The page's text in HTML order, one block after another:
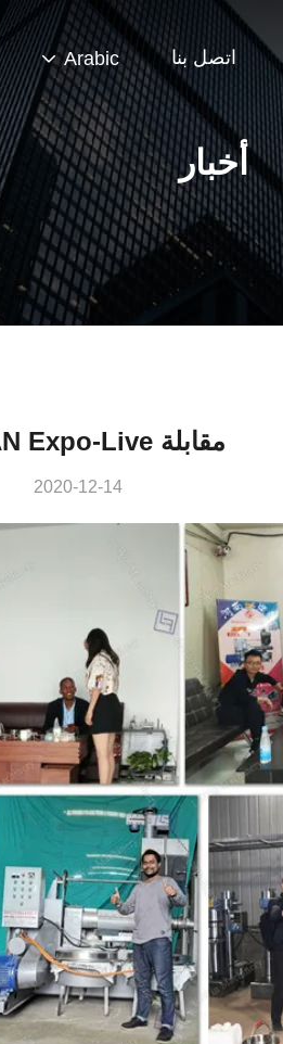
اتصل بنا Arabic
أخبار
مقابلة ASEAN Expo-Live
2020-12-14